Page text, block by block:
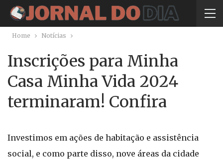
Home Notícias
Inscrições para Minha
Casa Minha Vida 2024
terminaram! Confira
Investimos em ações de habitação e assistência
social, e como parte disso, nove áreas da cidade